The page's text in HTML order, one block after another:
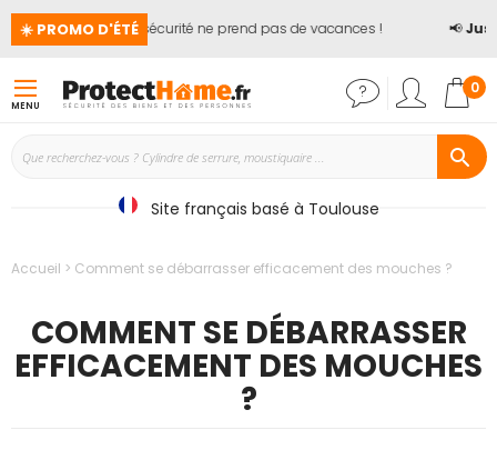
☀️ PROMO D'ÉTÉ
🏖️ La sécurité ne prend pas de vacances ! Jusqu'à
MENU
0
Site français basé à Toulouse
Accueil Comment se débarrasser efficacement des mouches ?
COMMENT SE DÉBARRASSER
EFFICACEMENT DES MOUCHES
?